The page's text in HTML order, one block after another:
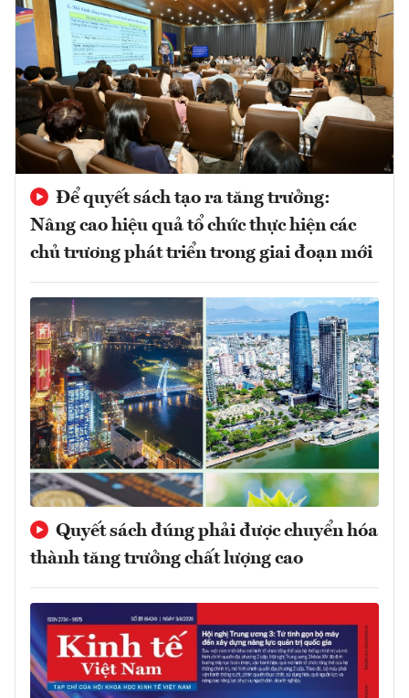
Để quyết sách tạo ra tăng trưởng:
Nâng cao hiệu quả tổ chức thực hiện các
chủ trương phát triển trong giai đoạn mới
Quyết sách đúng phải được chuyển hóa
thành tăng trưởng chất lượng cao